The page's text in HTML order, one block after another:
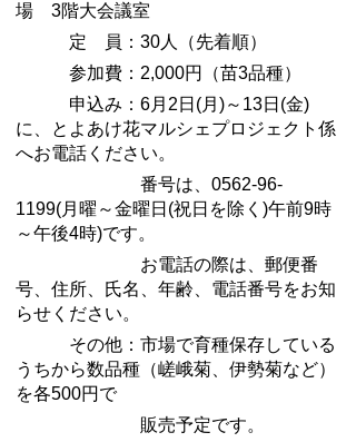
場 3階大会議室
定 員：30人（先着順）
参加費：2,000円（苗3品種）
申込み：6月2日(月)～13日(金)
に、とよあけ花マルシェプロジェクト係
へお電話ください。
番号は、0562-96-
1199(月曜～金曜日(祝日を除く)午前9時
～午後4時)です。
お電話の際は、郵便番
号、住所、氏名、年齢、電話番号をお知
らせください。
その他：市場で育種保存している
うちから数品種（嵯峨菊、伊勢菊など）
を各500円で
販売予定です。